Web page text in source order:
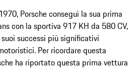
Porsche conseguì la sua prima
con la sportiva 917 KH da 580 CV,
successi più significativi
Per ricordare questa
ha riportato questa prima vettura